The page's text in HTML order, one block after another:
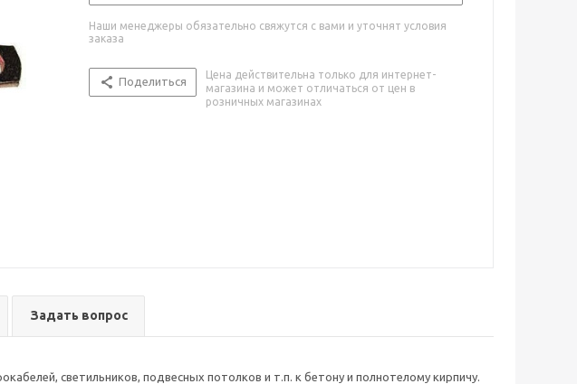
Наши менеджеры обязательно свяжутся с вами и уточнят условия
заказа
Поделиться
Цена действительна только для интернет-
магазина и может отличаться от цен в
розничных магазинах
Задать вопрос
светильников, подвесных потолков и т.п. к бетону и полнотелому кирпичу.